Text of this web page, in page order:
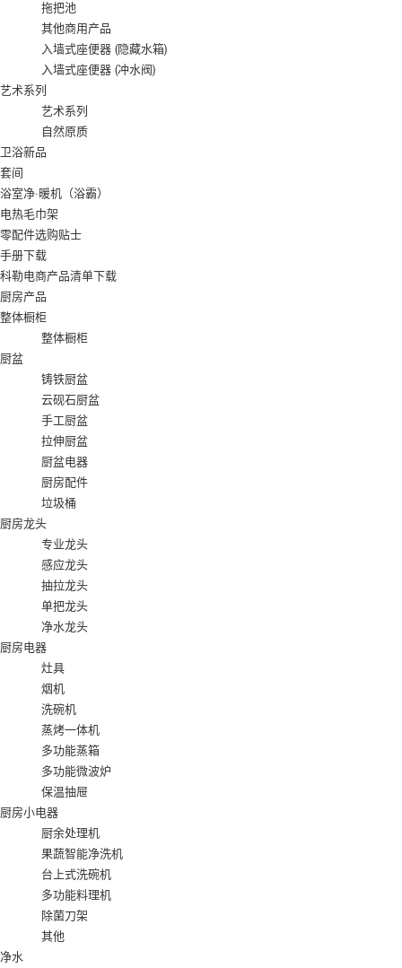
拖把池
其他商用产品
入墙式座便器 (隐藏水箱)
入墙式座便器 (冲水阀)
艺术系列
艺术系列
自然原质
卫浴新品
套间
浴室净·暖机（浴霸）
电热毛巾架
零配件选购贴士
手册下载
科勒电商产品清单下载
厨房产品
整体橱柜
整体橱柜
厨盆
铸铁厨盆
云砚石厨盆
手工厨盆
拉伸厨盆
厨盆电器
厨房配件
垃圾桶
厨房龙头
专业龙头
感应龙头
抽拉龙头
单把龙头
净水龙头
厨房电器
灶具
烟机
洗碗机
蒸烤一体机
多功能蒸箱
多功能微波炉
保温抽屉
厨房小电器
厨余处理机
果蔬智能净洗机
台上式洗碗机
多功能料理机
除菌刀架
其他
净水